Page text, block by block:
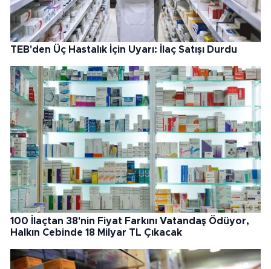
TEB'den Üç Hastalık İçin Uyarı: İlaç Satışı Durdu
100 İlaçtan 38'nin Fiyat Farkını Vatandaş Ödüyor,
Halkın Cebinde 18 Milyar TL Çıkacak